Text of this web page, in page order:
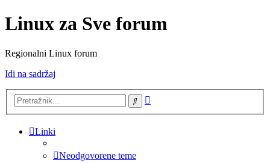
Linux za Sve forum
Regionalni Linux forum
Idi na sadržaj
Pretražnik
Linki
Neodgovorene teme